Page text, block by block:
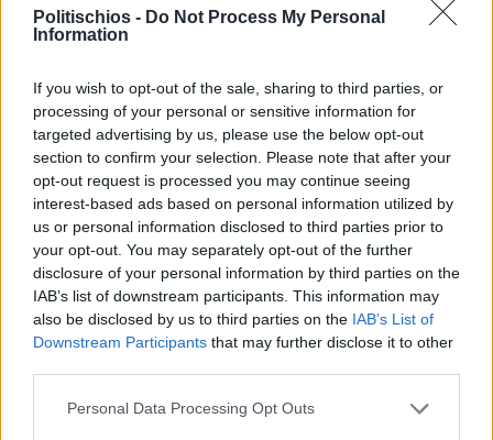
Politischios - Do Not Process My Personal
Information
If you wish to opt-out of the sale, sharing to third parties, or
processing of your personal or sensitive information for
targeted advertising by us, please use the below opt-out
section to confirm your selection. Please note that after your
opt-out request is processed you may continue seeing
interest-based ads based on personal information utilized by
us or personal information disclosed to third parties prior to
your opt-out. You may separately opt-out of the further
disclosure of your personal information by third parties on the
IAB’s list of downstream participants. This information may
also be disclosed by us to third parties on the IAB’s List of
Downstream Participants that may further disclose it to other
Personal Data Processing Opt Outs
Πριν 4 ημέρες
Παραμονή Δεκαπενταύγουστου με μεγάλο
πανηγύρι στη Σιδηρούντα